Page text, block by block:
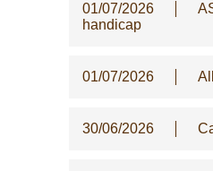
01/07/2026
handicap
01/07/2026
30/06/2026